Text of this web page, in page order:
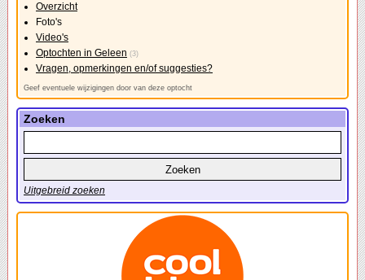
Overzicht
Foto's
Video's
Optochten in Geleen (3)
Vragen, opmerkingen en/of suggesties?
Geef eventuele wijzigingen door van deze optocht
Zoeken
Uitgebreid zoeken